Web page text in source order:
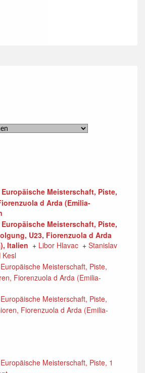
Europäische Meisterschaft, Piste,
d Arda (Emilia-
Europäische Meisterschaft, Piste,
U23, Fiorenzuola d Arda
Italien + Libor Hlavac + Stanislav
Kesl
Meisterschaft, Piste,
Fiorenzuola d Arda (Emilia-
Meisterschaft, Piste,
Fiorenzuola d Arda (Emilia-
Meisterschaft, Piste, 1